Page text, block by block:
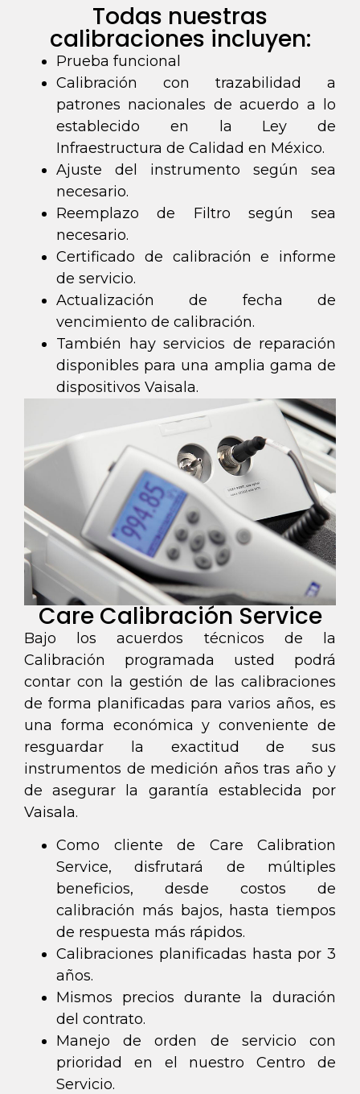
Todas nuestras
calibraciones incluyen:
Prueba funcional
Calibración con trazabilidad a
patrones nacionales de acuerdo a lo
establecido en la Ley de
Infraestructura de Calidad en México.
Ajuste del instrumento según sea
necesario.
Reemplazo de Filtro según sea
necesario.
Certificado de calibración e informe
de servicio.
Actualización de fecha de
vencimiento de calibración.
También hay servicios de reparación
disponibles para una amplia gama de
dispositivos Vaisala.
Care Calibración Service
Bajo los acuerdos técnicos de la
Calibración programada usted podrá
contar con la gestión de las calibraciones
de forma planificadas para varios años, es
una forma económica y conveniente de
resguardar la exactitud de sus
instrumentos de medición años tras año y
de asegurar la garantía establecida por
Vaisala.
Como cliente de Care Calibration
Service, disfrutará de múltiples
beneficios, desde costos de
calibración más bajos, hasta tiempos
de respuesta más rápidos.
Calibraciones planificadas hasta por 3
años.
Mismos precios durante la duración
del contrato.
Manejo de orden de servicio con
prioridad en el nuestro Centro de
Servicio.